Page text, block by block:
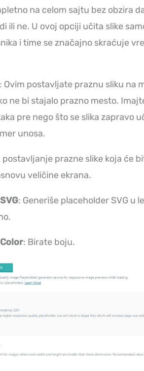
na celom sajtu bez obzira
ili ne. U ovoj opciji učita slike
i time se značajno skraćuje
: Ovim postavljate praznu sliku na
ne bi stajalo prazno mesto.
pre nego što se slika zapravo
unosa.
postavljanje prazne slike koja će
veličine ekrana.
: Generiše placeholder SVG u
: Birate boju.